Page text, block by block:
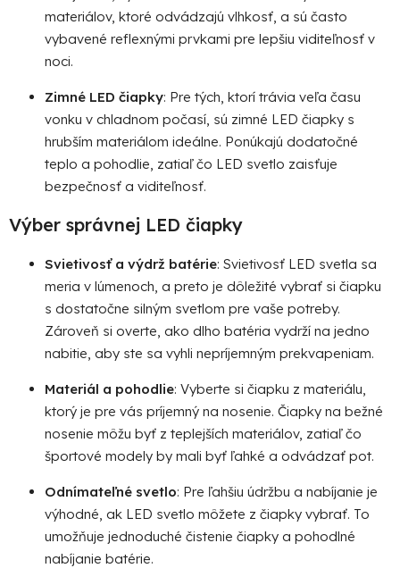
materiálov, ktoré odvádzajú vlhkosť, a sú často
vybavené reflexnými prvkami pre lepšiu viditeľnosť v
noci.
Zimné LED čiapky: Pre tých, ktorí trávia veľa času
vonku v chladnom počasí, sú zimné LED čiapky s
hrubším materiálom ideálne. Ponúkajú dodatočné
teplo a pohodlie, zatiaľ čo LED svetlo zaisťuje
bezpečnosť a viditeľnosť.
Výber správnej LED čiapky
Svietivosť a výdrž batérie: Svietivosť LED svetla sa
meria v lúmenoch, a preto je dôležité vybrať si čiapku
s dostatočne silným svetlom pre vaše potreby.
Zároveň si overte, ako dlho batéria vydrží na jedno
nabitie, aby ste sa vyhli nepríjemným prekvapeniam.
Materiál a pohodlie: Vyberte si čiapku z materiálu,
ktorý je pre vás príjemný na nosenie. Čiapky na bežné
nosenie môžu byť z teplejších materiálov, zatiaľ čo
športové modely by mali byť ľahké a odvádzať pot.
Odnímateľné svetlo: Pre ľahšiu údržbu a nabíjanie je
výhodné, ak LED svetlo môžete z čiapky vybrať. To
umožňuje jednoduché čistenie čiapky a pohodlné
nabíjanie batérie.